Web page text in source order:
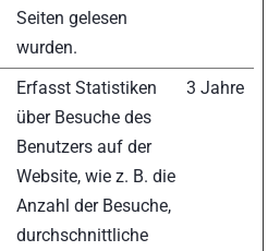
Seiten gelesen
wurden.
Erfasst Statistiken
über Besuche des
Benutzers auf der
Website, wie z. B. die
Anzahl der Besuche,
durchschnittliche
3 Jahre